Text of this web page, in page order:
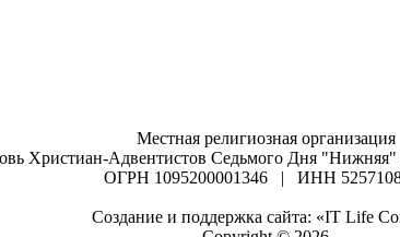
Местная религиозная организация
Христиан-Адвентистов Седьмого Дня
ОГРН 1095200001346 | ИНН
Создание и поддержка сайта: «IT Life